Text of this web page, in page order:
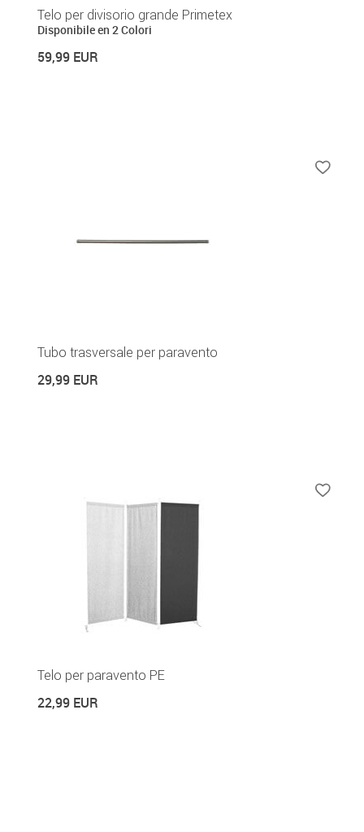
Telo per divisorio grande Primetex
Disponibile en 2 Colori
59,99 EUR
Tubo trasversale per paravento
29,99 EUR
Telo per paravento PE
22,99 EUR